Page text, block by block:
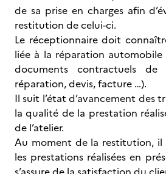
de sa prise en charges afin
restitution de celui-ci.
Le réceptionnaire doit
liée à la réparation
documents contractuels de
réparation, devis, facture …).
Il suit l’état d’avancement des
la qualité de la prestation
de l’atelier.
Au moment de la restitution, il
les prestations réalisées en